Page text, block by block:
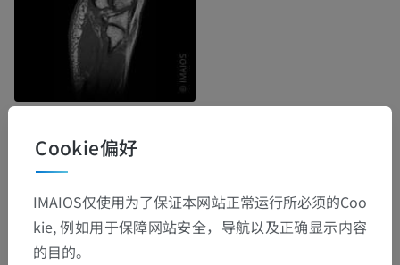
解剖层次
人体解剖学1
系统解剖学
Cookie偏好
IMAIOS仅使用为了保证本网站正常运行所必须的Coo
kie, 例如用于保障网站安全，导航以及正确显示内容
的目的。